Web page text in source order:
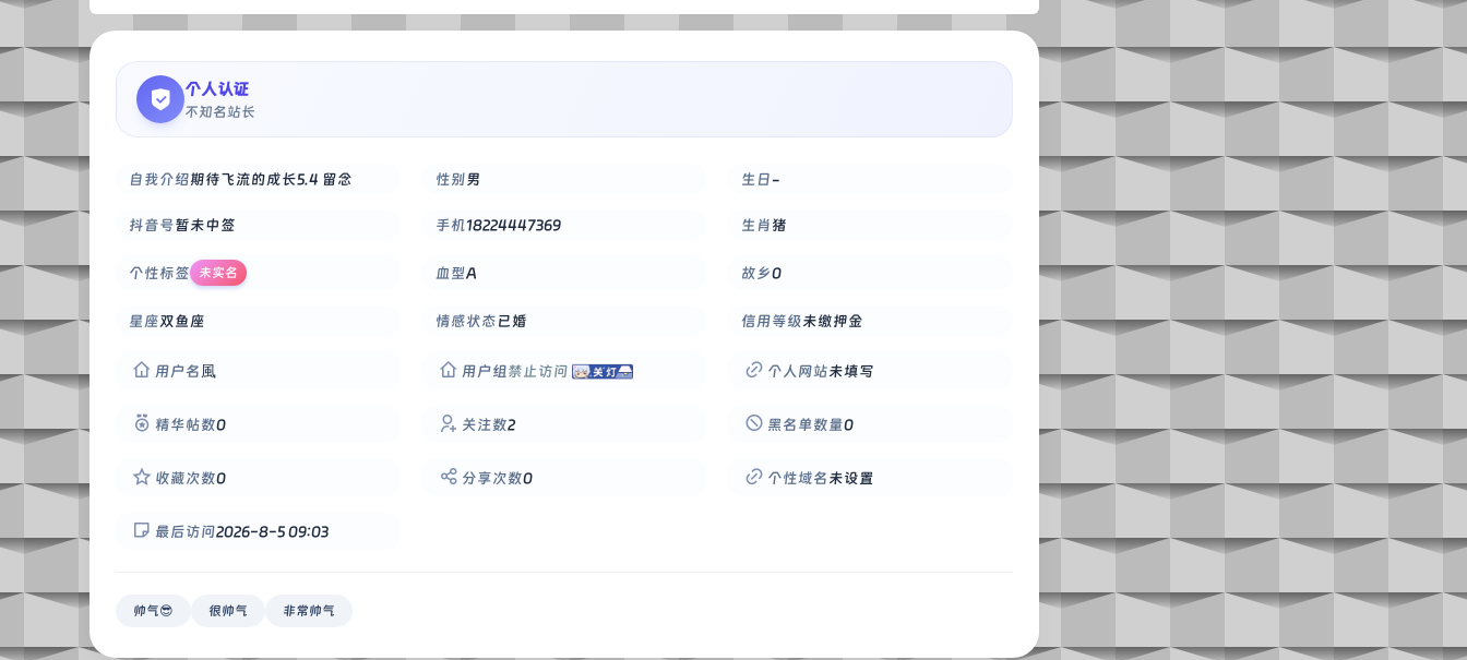
个人认证
不知名站长
自我介绍期待飞流的成长5.4 留念 性别男 生日-
抖音号暂未中签 手机18224447369 生肖猪
个性标签 未实名 血型A 故乡0
星座双鱼座 情感状态已婚 信用等级未缴押金
用户名 風 用户组禁止访问 个人网站未填写
精华帖数0 关注数2 黑名单数量0
收藏次数0 分享次数0 个性域名未设置
最后访问2026-8-5 09:03
帅气😎 很帅气 非常帅气